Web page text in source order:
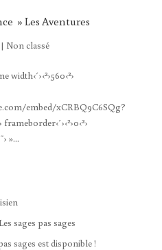
» Les Aventures
Non classé
embed/xCRBQ9C6SQg?
»...
sages pas sages
sages est disponible !